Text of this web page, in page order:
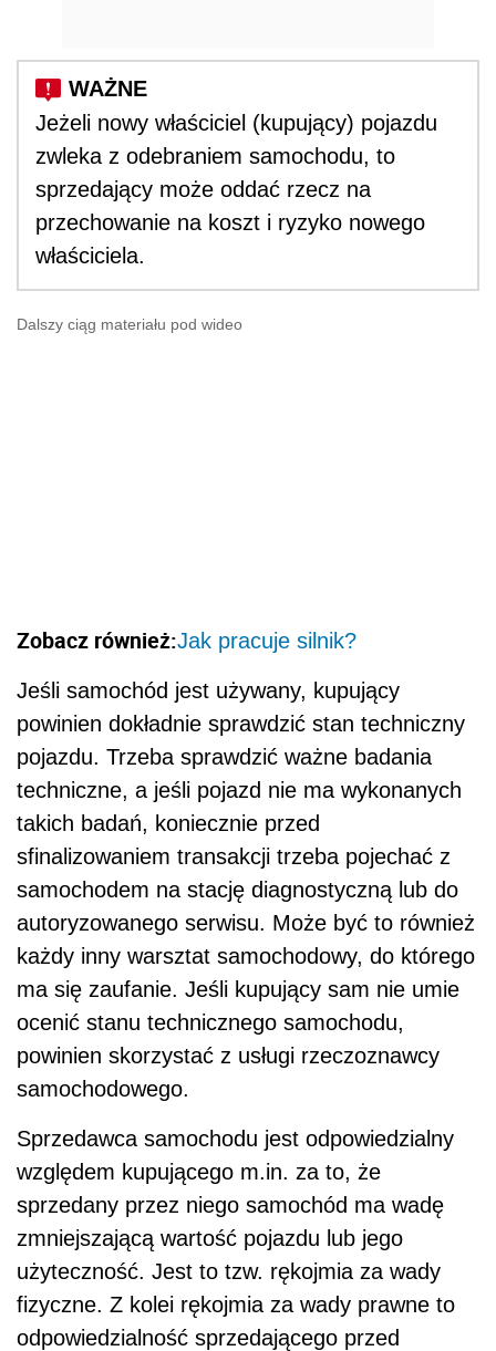
Jeżeli nowy właściciel (kupujący) pojazdu
zwleka z odebraniem samochodu, to
sprzedający może oddać rzecz na
przechowanie na koszt i ryzyko nowego
właściciela.
Dalszy ciąg materiału pod wideo
Zobacz również:Jak pracuje silnik?
Jeśli samochód jest używany, kupujący
powinien dokładnie sprawdzić stan techniczny
pojazdu. Trzeba sprawdzić ważne badania
techniczne, a jeśli pojazd nie ma wykonanych
takich badań, koniecznie przed
sfinalizowaniem transakcji trzeba pojechać z
samochodem na stację diagnostyczną lub do
autoryzowanego serwisu. Może być to również
każdy inny warsztat samochodowy, do którego
ma się zaufanie. Jeśli kupujący sam nie umie
ocenić stanu technicznego samochodu,
powinien skorzystać z usługi rzeczoznawcy
samochodowego.
Sprzedawca samochodu jest odpowiedzialny
względem kupującego m.in. za to, że
sprzedany przez niego samochód ma wadę
zmniejszającą wartość pojazdu lub jego
użyteczność. Jest to tzw. rękojmia za wady
fizyczne. Z kolei rękojmia za wady prawne to
odpowiedzialność sprzedającego przed